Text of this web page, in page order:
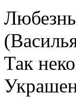
Так